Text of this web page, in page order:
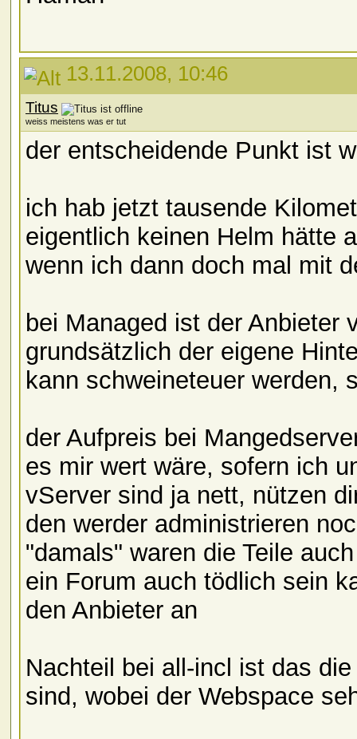
13.11.2008, 10:46
Titus
weiss meistens was er tut
der entscheidende Punkt ist
ich hab jetzt tausende
eigentlich keinen Helm hätte
wenn ich dann doch mal mit
bei Managed ist der Anbieter
grundsätzlich der eigene
kann schweineteuer werden,
der Aufpreis bei
es mir wert wäre, sofern ich
vServer sind ja nett, nützen
den werder administrieren
"damals" waren die Teile
ein Forum auch tödlich sein
den Anbieter an
Nachteil bei all-incl ist das
sind, wobei der Webspace